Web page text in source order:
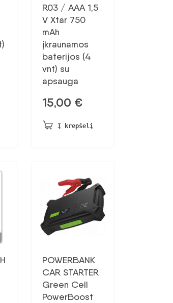
R03 / AAA 1,5
V Xtar 750
mAh
įkraunamos
baterijos (4
vnt) su
apsauga
15,00 €
Į krepšelį
POWERBANK
CAR STARTER
Green Cell
PowerBoost